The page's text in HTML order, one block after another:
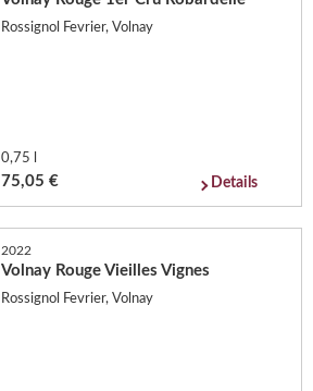
Rossignol Fevrier, Volnay
0,75 l
75,05 € Details
2022
Volnay Rouge Vieilles Vignes
Rossignol Fevrier, Volnay